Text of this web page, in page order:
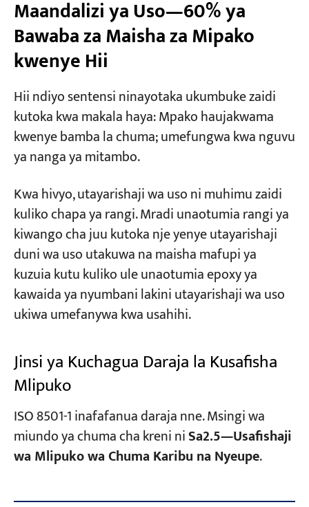
Maandalizi ya Uso—60% ya
Bawaba za Maisha za Mipako
kwenye Hii
Hii ndiyo sentensi ninayotaka ukumbuke zaidi
kutoka kwa makala haya: Mpako haujakwama
kwenye bamba la chuma; umefungwa kwa nguvu
ya nanga ya mitambo.
Kwa hivyo, utayarishaji wa uso ni muhimu zaidi
kuliko chapa ya rangi. Mradi unaotumia rangi ya
kiwango cha juu kutoka nje yenye utayarishaji
duni wa uso utakuwa na maisha mafupi ya
kuzuia kutu kuliko ule unaotumia epoxy ya
kawaida ya nyumbani lakini utayarishaji wa uso
ukiwa umefanywa kwa usahihi.
Jinsi ya Kuchagua Daraja la Kusafisha
Mlipuko
ISO 8501-1 inafafanua daraja nne. Msingi wa
miundo ya chuma cha kreni niSa2.5—Usafishaji
wa Mlipuko wa Chuma Karibu na Nyeupe.